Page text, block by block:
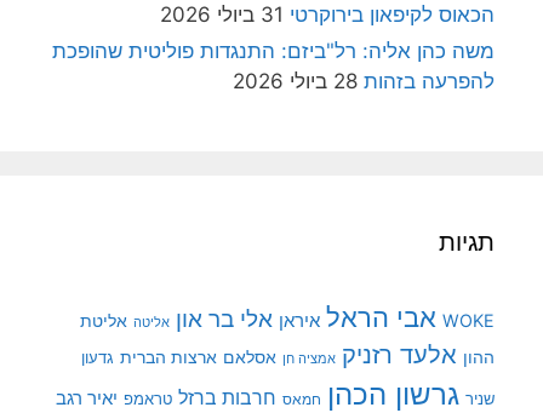
הכאוס לקיפאון בירוקרטי 31 ביולי 2026
משה כהן אליה: רל"ביזם: התנגדות פוליטית שהופכת
להפרעה בזהות 28 ביולי 2026
תגיות
WOKE אבי הראל איראן אלי בר און אליטה אליטת
ההון אלעד רזניק אמציה חן אסלאם ארצות הברית גדעון
שניר גרשון הכהן חמאס חרבות ברזל טראמפ יאיר רגב